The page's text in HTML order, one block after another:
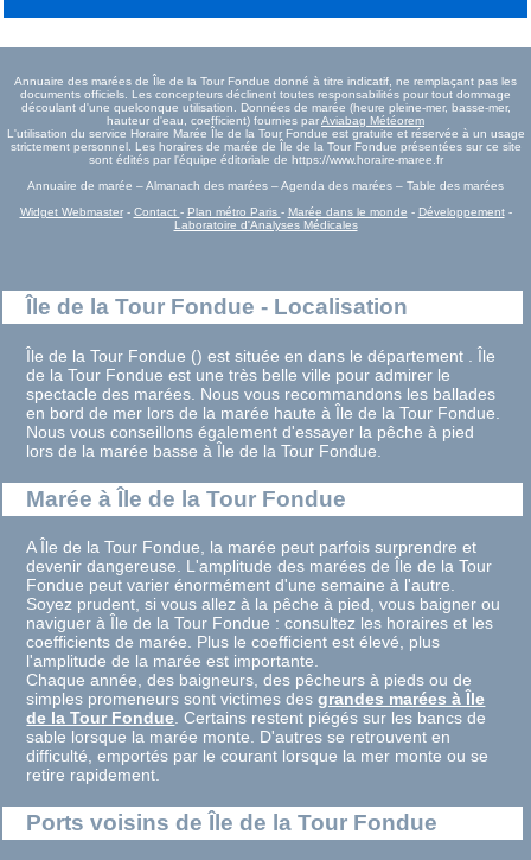
Annuaire des marées de Île de la Tour Fondue donné à titre indicatif, ne remplaçant pas les
documents officiels. Les concepteurs déclinent toutes responsabilités pour tout dommage
découlant d'une quelconque utilisation. Données de marée (heure pleine-mer, basse-mer,
hauteur d'eau, coefficient) fournies parAviabag Météorem
L'utilisation du service Horaire Marée Île de la Tour Fondue est gratuite et réservée à un usage
strictement personnel. Les horaires de marée de Île de la Tour Fondue présentées sur ce site
sont édités par l'équipe éditoriale de https://www.horaire-maree.fr
Annuaire de marée – Almanach des marées – Agenda des marées – Table des marées
Widget Webmaster- Contact - Plan métro Paris - Marée dans le monde - Développement-
Laboratoire d'Analyses Médicales
Île de la Tour Fondue - Localisation
Île de la Tour Fondue () est située en dans le département . Île
de la Tour Fondue est une très belle ville pour admirer le
spectacle des marées. Nous vous recommandons les ballades
en bord de mer lors de la marée haute à Île de la Tour Fondue.
Nous vous conseillons également d'essayer la pêche à pied
lors de la marée basse à Île de la Tour Fondue.
Marée à Île de la Tour Fondue
A Île de la Tour Fondue, la marée peut parfois surprendre et
devenir dangereuse. L'amplitude des marées de Île de la Tour
Fondue peut varier énormément d'une semaine à l'autre.
Soyez prudent, si vous allez à la pêche à pied, vous baigner ou
naviguer à Île de la Tour Fondue : consultez les horaires et les
coefficients de marée. Plus le coefficient est élevé, plus
l'amplitude de la marée est importante.
Chaque année, des baigneurs, des pêcheurs à pieds ou de
simples promeneurs sont victimes desgrandes marées à Île
de la Tour Fondue. Certains restent piégés sur les bancs de
sable lorsque la marée monte. D'autres se retrouvent en
difficulté, emportés par le courant lorsque la mer monte ou se
retire rapidement.
Ports voisins de Île de la Tour Fondue